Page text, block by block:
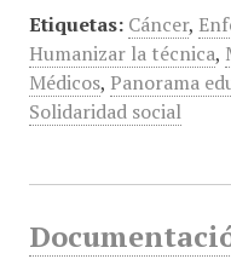
Etiquetas: Cáncer,
Humanizar la técnica,
Médicos, Panorama
Solidaridad social